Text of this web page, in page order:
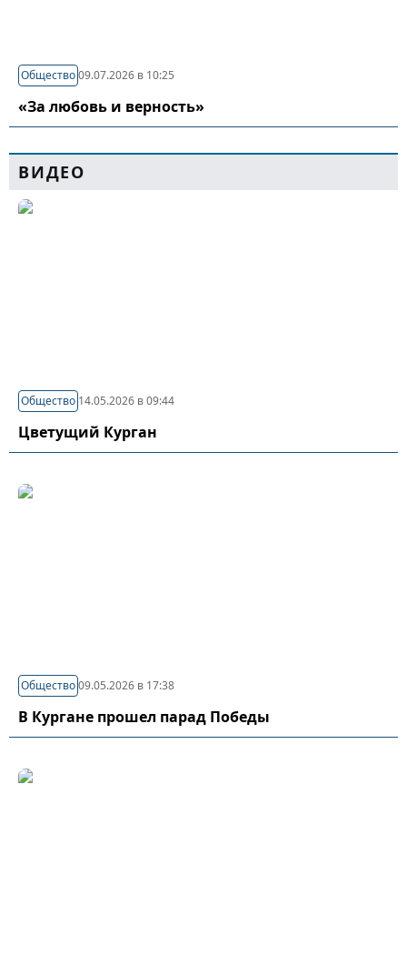
Общество09.07.2026 в 10:25
«За любовь и верность»
ВИДЕО
Общество 14.05.2026 в 09:44
Цветущий Курган
Общество09.05.2026 в 17:38
В Кургане прошел парад Победы